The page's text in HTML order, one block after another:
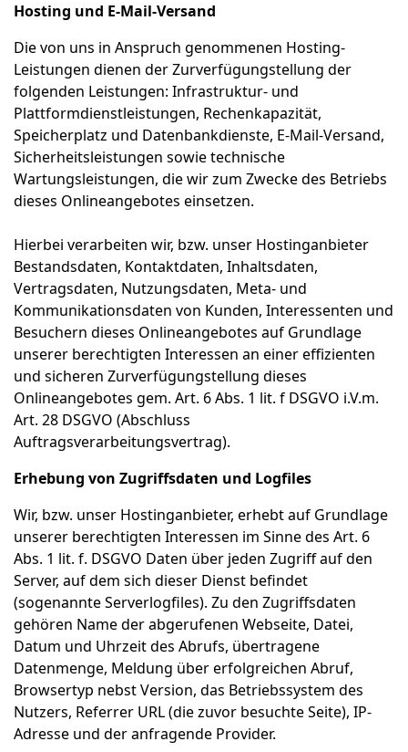
Hosting und E-Mail-Versand
Die von uns in Anspruch genommenen Hosting-
Leistungen dienen der Zurverfügungstellung der
folgenden Leistungen: Infrastruktur- und
Plattformdienstleistungen, Rechenkapazität,
Speicherplatz und Datenbankdienste, E-Mail-Versand,
Sicherheitsleistungen sowie technische
Wartungsleistungen, die wir zum Zwecke des Betriebs
dieses Onlineangebotes einsetzen.
Hierbei verarbeiten wir, bzw. unser Hostinganbieter
Bestandsdaten, Kontaktdaten, Inhaltsdaten,
Vertragsdaten, Nutzungsdaten, Meta- und
Kommunikationsdaten von Kunden, Interessenten und
Besuchern dieses Onlineangebotes auf Grundlage
unserer berechtigten Interessen an einer effizienten
und sicheren Zurverfügungstellung dieses
Onlineangebotes gem. Art. 6 Abs. 1 lit. f DSGVO i.V.m.
Art. 28 DSGVO (Abschluss
Auftragsverarbeitungsvertrag).
Erhebung von Zugriffsdaten und Logfiles
Wir, bzw. unser Hostinganbieter, erhebt auf Grundlage
unserer berechtigten Interessen im Sinne des Art. 6
Abs. 1 lit. f. DSGVO Daten über jeden Zugriff auf den
Server, auf dem sich dieser Dienst befindet
(sogenannte Serverlogfiles). Zu den Zugriffsdaten
gehören Name der abgerufenen Webseite, Datei,
Datum und Uhrzeit des Abrufs, übertragene
Datenmenge, Meldung über erfolgreichen Abruf,
Browsertyp nebst Version, das Betriebssystem des
Nutzers, Referrer URL (die zuvor besuchte Seite), IP-
Adresse und der anfragende Provider.